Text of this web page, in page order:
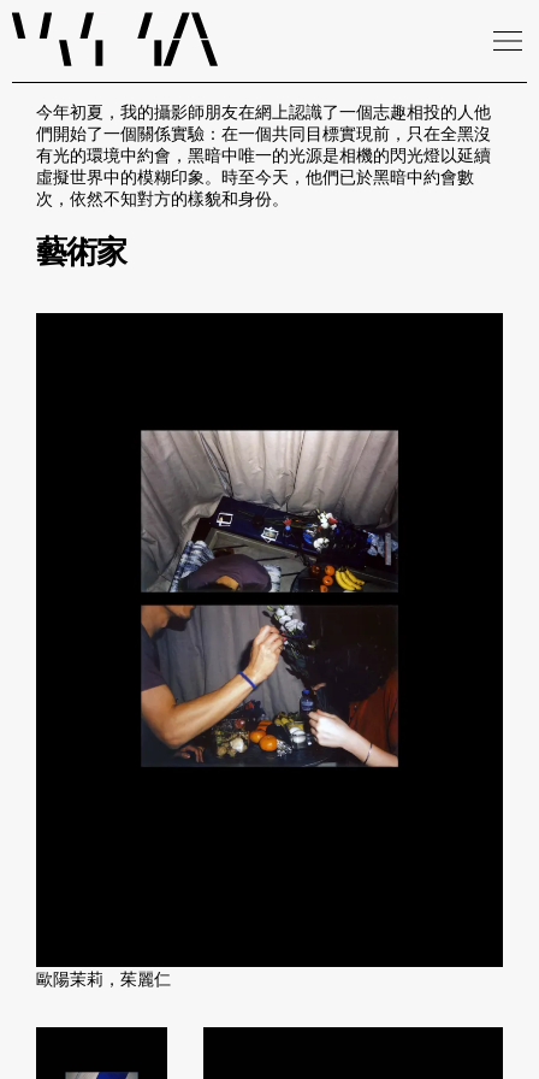
今年初夏，我的攝影師朋友在網上認識了一個志趣相投的人他
們開始了一個關係實驗：在一個共同目標實現前，只在全黑沒
有光的環境中約會，黑暗中唯一的光源是相機的閃光燈以延續
虛擬世界中的模糊印象。時至今天，他們已於黑暗中約會數
次，依然不知對方的樣貌和身份。
藝術家
歐陽茉莉，茱麗仁